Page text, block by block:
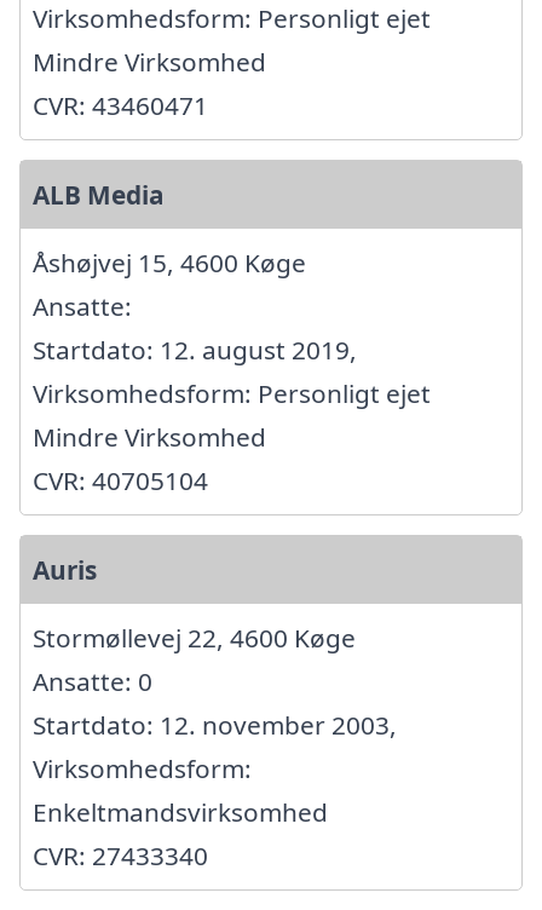
Virksomhedsform: Personligt ejet
Mindre Virksomhed
CVR: 43460471
ALB Media
Åshøjvej 15, 4600 Køge
Ansatte:
Startdato: 12. august 2019,
Virksomhedsform: Personligt ejet
Mindre Virksomhed
CVR: 40705104
Auris
Stormøllevej 22, 4600 Køge
Ansatte: 0
Startdato: 12. november 2003,
Virksomhedsform:
Enkeltmandsvirksomhed
CVR: 27433340